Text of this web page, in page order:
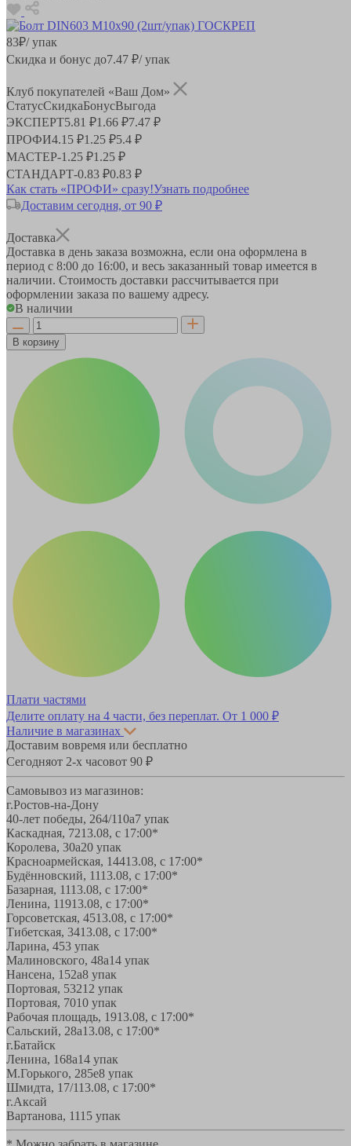
83₽/ упак
Скидка и бонус до7.47 ₽/ упак
Клуб покупателей «Ваш Дом»
СтатусСкидкаБонусВыгода
ЭКСПЕРТ5.81 ₽1.66 ₽7.47 ₽
ПРОФИ4.15 ₽1.25 ₽5.4 ₽
МАСТЕР-1.25 ₽1.25 ₽
СТАНДАРТ-0.83 ₽0.83 ₽
Как стать «ПРОФИ» сразу!Узнать подробнее
Доставим сегодня, от 90 ₽
Доставка
Доставка в день заказа возможна, если она оформлена в
период с 8:00 до 16:00, и весь заказанный товар имеется в
наличии. Стоимость доставки рассчитывается при
оформлении заказа по вашему адресу.
В наличии
В корзину
Плати частями
Делите оплату на 4 части, без переплат. От 1 000 ₽
Наличие в магазинах
Доставим вовремя или бесплатно
Сегодняот 2-х часовот 90 ₽
Самовывоз из магазинов:
г.Ростов-на-Дону
40-лет победы, 264/110а7 упак
Каскадная, 7213.08, с 17:00*
Королева, 30а20 упак
Красноармейская, 14413.08, с 17:00*
Будённовский, 1113.08, с 17:00*
Базарная, 1113.08, с 17:00*
Ленина, 11913.08, с 17:00*
Горсоветская, 4513.08, с 17:00*
Тибетская, 3413.08, с 17:00*
Ларина, 453 упак
Малиновского, 48а14 упак
Нансена, 152а8 упак
Портовая, 53212 упак
Портовая, 7010 упак
Рабочая площадь, 1913.08, с 17:00*
Сальский, 28a13.08, с 17:00*
г.Батайск
Ленина, 168а14 упак
М.Горького, 285е8 упак
Шмидта, 17/113.08, с 17:00*
г.Аксай
Вартанова, 1115 упак